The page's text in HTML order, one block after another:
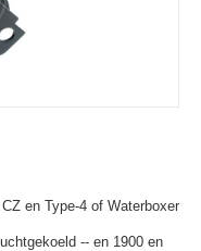
en Type-4 of Waterboxer
-- en 1900 en